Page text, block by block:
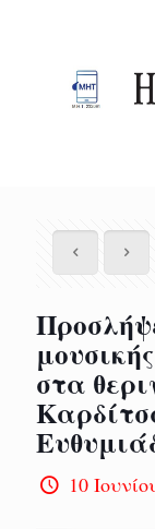
στα
10